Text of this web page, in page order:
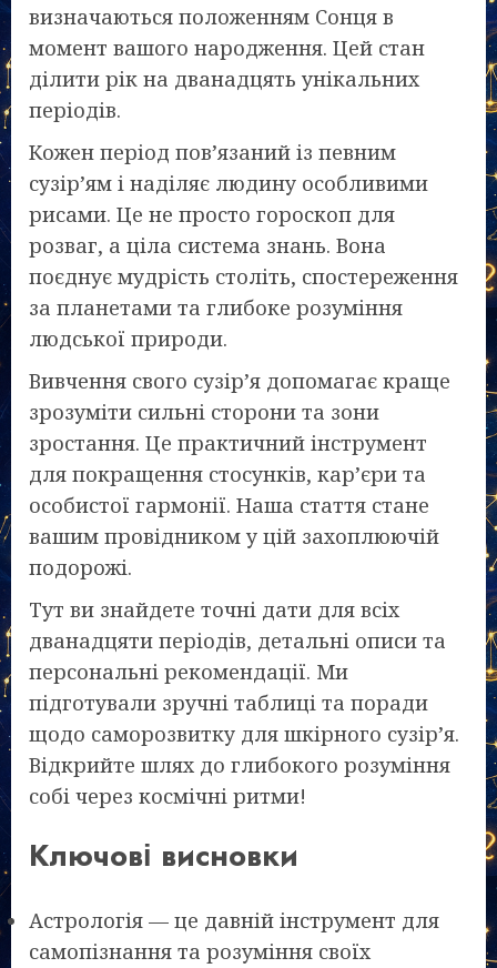
визначаються положенням Сонця в
момент вашого народження. Цей стан
ділити рік на дванадцять унікальних
періодів.
Кожен період пов’язаний із певним
сузір’ям і наділяє людину особливими
рисами. Це не просто гороскоп для
розваг, а ціла система знань. Вона
поєднує мудрість століть, спостереження
за планетами та глибоке розуміння
людської природи.
Вивчення свого сузір’я допомагає краще
зрозуміти сильні сторони та зони
зростання. Це практичний інструмент
для покращення стосунків, кар’єри та
особистої гармонії. Наша стаття стане
вашим провідником у цій захоплюючій
подорожі.
Тут ви знайдете точні дати для всіх
дванадцяти періодів, детальні описи та
персональні рекомендації. Ми
підготували зручні таблиці та поради
щодо саморозвитку для шкірного сузір’я.
Відкрийте шлях до глибокого розуміння
собі через космічні ритми!
Ключові висновки
Астрологія — це давній інструмент для
самопізнання та розуміння своїх